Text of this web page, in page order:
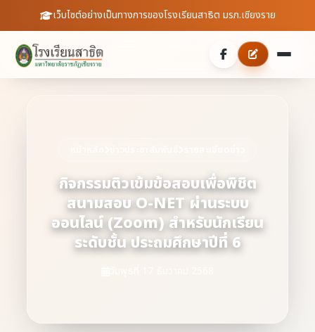
เว็บไซต์อย่างเป็นทางการของโรงเรียนสาธิต มรภ.เชียงราย
ประวัติความเป็นมา
บุคลากร
สถิตินักเรียน
ประชาสัมพันธ์
ข่าวสารจากโรงเรียน
ดาวน์โหลดเอกสาร
สายตรงผู้อำนวยการ
กิจกรรมติวเข้มข้อสอบเพื่อพิชิต
สนามสอบ O-NET ผ่านระบบ
ออนไลน์ (Zoom) สำหรับนักเรียน
ระดับชั้น ประถมศึกษาปีที่ 6